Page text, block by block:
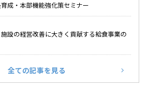
成・本部機能強化策セミナー
設の経営改善に大きく貢献する給食事業の
全ての記事を見る